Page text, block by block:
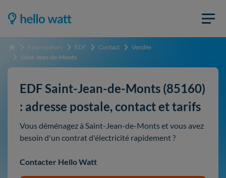
Accueil Fournisseurs EDF Contact
Vendée
Saint-Jean-de-Monts
EDF Saint-Jean-de-Monts (85160)
: adresse postale, contact et tarifs
Vous déménagez à Saint-Jean-de-Monts et vous avez
besoin d'un contrat d'électricité rapidement ?
Contacter Hello Watt